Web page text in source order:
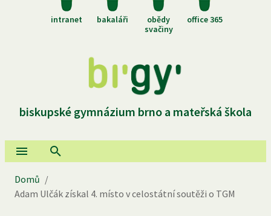
intranet bakaláři
obědy
svačiny
office 365
biskupské gymnázium brno a mateřská škola
Domů /
Adam Ulčák získal 4. místo v celostátní soutěži o TGM